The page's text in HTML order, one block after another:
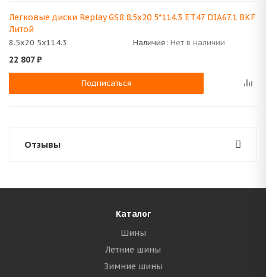
Легковые диски Replay GS8 8.5x20 5*114.3 ET47 DIA67.1 BKF
Литой
8.5x20 5x114.3 Наличие: Нет в наличии
22 807₽
Подписаться
Отзывы
Каталог
Шины
Летние шины
Зимние шины